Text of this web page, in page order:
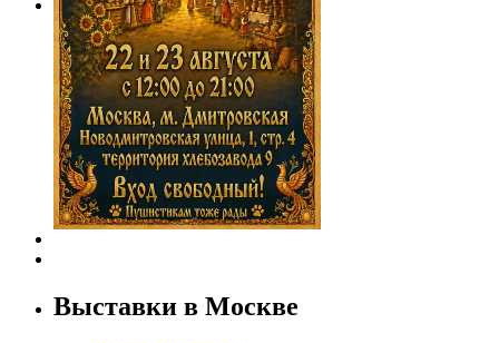
Выставки в Москве